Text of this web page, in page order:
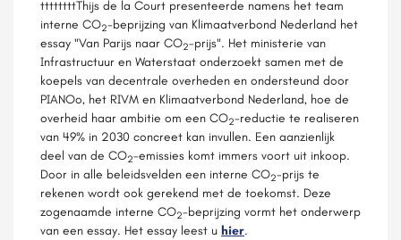
ttttttttThijs de la Court presenteerde namens het team
interne CO2-beprijzing van Klimaatverbond Nederland het
essay "Van Parijs naar CO2-prijs". Het ministerie van
Infrastructuur en Waterstaat onderzoekt samen met de
koepels van decentrale overheden en ondersteund door
PIANOo, het RIVM en Klimaatverbond Nederland, hoe de
overheid haar ambitie om een CO2-reductie te realiseren
van 49% in 2030 concreet kan invullen. Een aanzienlijk
deel van de CO2-emissies komt immers voort uit inkoop.
Door in alle beleidsvelden een interne CO2-prijs te
rekenen wordt ook gerekend met de toekomst. Deze
zogenaamde interne CO2-beprijzing vormt het onderwerp
van een essay. Het essay leest u hier.